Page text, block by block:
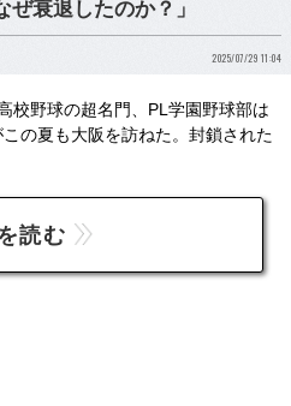
衰退したのか？」
2025/07/29 11:04
校野球の超名門、PL学園野球部は
の夏も大阪を訪ねた。封鎖された
読む